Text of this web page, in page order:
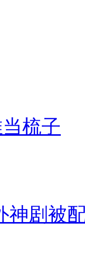
梳子
神剧被